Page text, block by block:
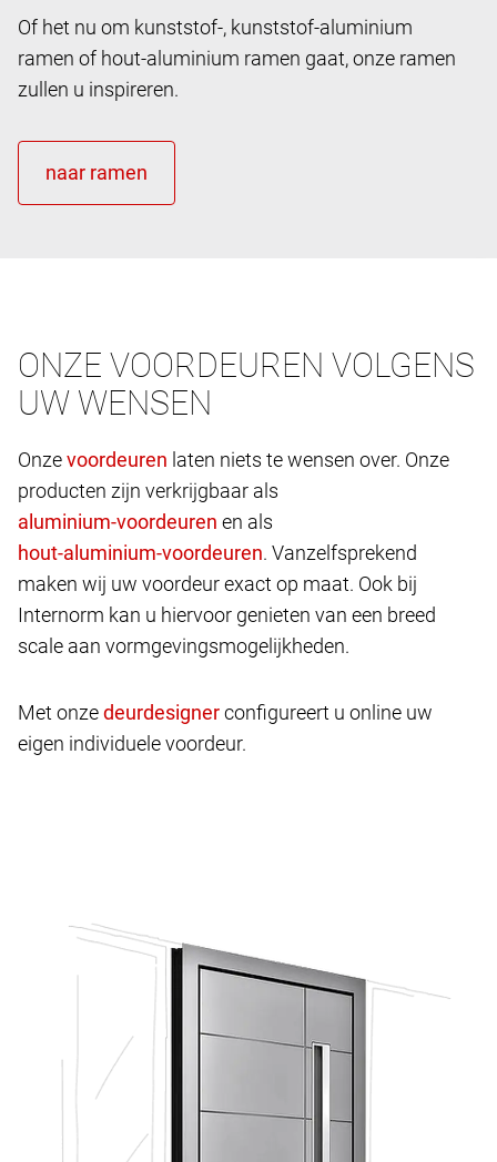
Of het nu om kunststof-, kunststof-aluminium
ramen of hout-aluminium ramen gaat, onze ramen
zullen u inspireren.
ONZE VOORDEUREN VOLGENS
UW WENSEN
Onze
laten niets te wensen over. Onze
producten zijn verkrijgbaar als
en als
. Vanzelfsprekend
maken wij uw voordeur exact op maat. Ook bij
Internorm kan u hiervoor genieten van een breed
scale aan vormgevingsmogelijkheden.
Met onze
configureert u online uw
eigen individuele voordeur.